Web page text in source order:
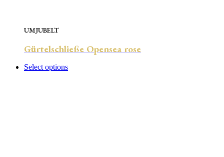
UMJUBELT
Gürtelschließe Opensea rose
Select options